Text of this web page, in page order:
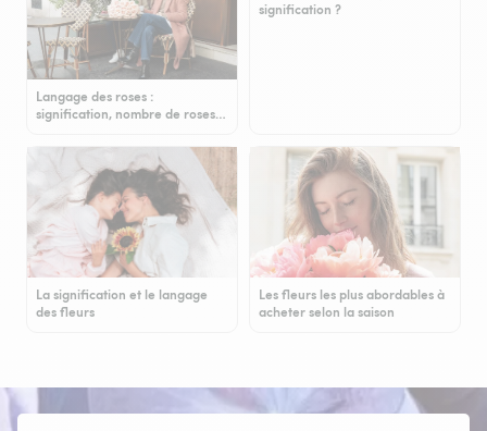
Langage des roses :
signification, nombre de roses…
signification ?
La signification et le langage
des fleurs
Les fleurs les plus abordables à
acheter selon la saison